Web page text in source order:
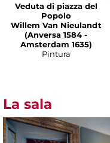
Veduta di piazza del
Popolo
Willem Van Nieulandt
(Anversa 1584 -
Amsterdam 1635)
Pintura
La sala